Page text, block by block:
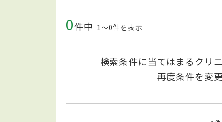
0件中 1〜0件を表示
検索条件に当てはまるクリ
再度条件を変